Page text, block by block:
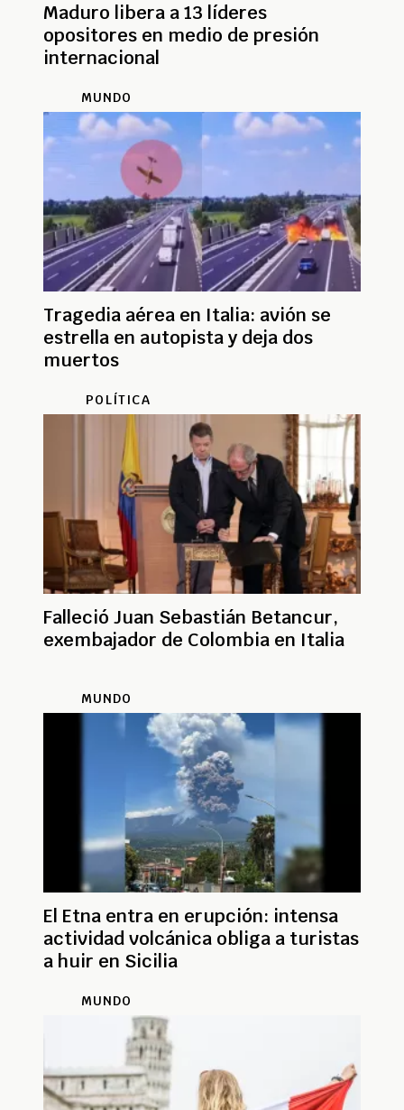
Maduro libera a 13 líderes
opositores en medio de presión
internacional
MUNDO
Tragedia aérea en Italia: avión se
estrella en autopista y deja dos
muertos
POLÍTICA
Falleció Juan Sebastián Betancur,
exembajador de Colombia en Italia
MUNDO
El Etna entra en erupción: intensa
actividad volcánica obliga a turistas
a huir en Sicilia
MUNDO